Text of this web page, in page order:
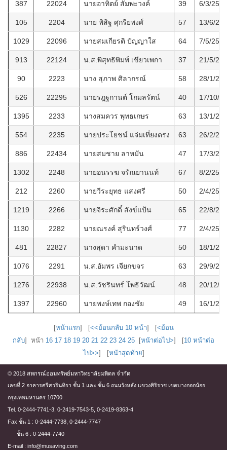
387 22024 นายอาทิตย์ สัมพะวงค์ 39 6/3/2559
105 2204 นาย พิสิฐ ศุกรียพงศ์ 57 13/6/
1029 22096 นายสมเกียรติ ปัญญาใส 64 7/5/2566
913 22124 น.ส.พิสุทธิพิมพ์ เขียวเพกา 37 21/5/
90 2223 นาง สุภาพ ศิลากรณ์ 58 28/1/
526 22295 นายรฎฐกานต์ โกมลรัตน์ 40 17/10/
1395 2233 นางสมควร พุทธเกษร 63 13/1/
554 2235 นายประโยชน์ แจ่มเที่ยงตรง 63 26/2/
886 22434 นายสมชาย ลาหมัน 47 17/3/
1302 2248 นายอนรรฆ จรัณยานนท์ 67 8/2/2568
212 2260 นายวีระยุทธ แสงศรี 50 2/4/2556
1219 2266 นายจิระศักดิ์ สังข์แป้น 65 22/8/
1130 2282 นายณรงค์ สุรินทร์วงศ์ 77 2/4/2567
481 22827 นางสุดา คำมะนาด 50 18/1/
1076 2291 น.ส.อัมพร เจียกขจร 63 29/9/
1276 22938 น.ส.วัชรินทร์ โพธิวัฒน์ 48 20/12/
1397 22960 นายพงษ์เทพ กองชัย 49 16/1/
[หน้าแรก] [<<ย้อนกลับ 10 หน้า] [<ย้อน
กลับ] หน้า 16 17 18 19 20 21 22 23 24 25 [หน้าต่อไป>] [10 หน้าต่อ
ไป>>] [หน้าสุดท้าย]
© 2018 สหกรณ์ออมทรัพย์มหาวิทยาลัยมหิดล จำกัด
เลขที่ 2 อาคารศรีสวรินทิรา ชั้น 1 และ ชั้น 6 ถนนวังหลัง แขวงศิริราช เขตบางกอกน้อย
กรุงเทพมหานคร 10700
Tel. 0-2444-7741-3, 0-2419-7543-5, 0-2419-8363-4
Fax ชั้น 1 : 0-2444-7738, 0-2444-7747
ชั้น 6 : 0-2444-7740
E-mail : info@musaving.com